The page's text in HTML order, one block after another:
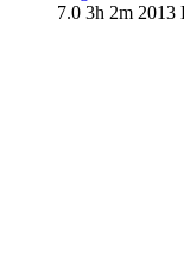
7.0 3h 2m 2013